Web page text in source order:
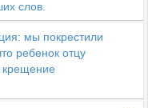
слов.
мы покрестили
ребенок отцу
крещение